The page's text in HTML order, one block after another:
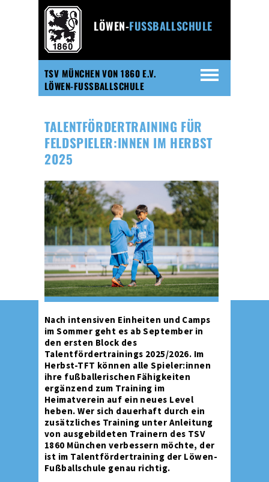
TSV MÜNCHEN VON 1860 E.V.
LÖWEN-FUSSBALLSCHULE
LÖWEN-FUSSBALLSCHULE
TALENTFÖRDERTRAINING FÜR
FELDSPIELER:INNEN IM HERBST
2025
Nach intensiven Einheiten und Camps
im Sommer geht es ab September in
den ersten Block des
Talentfördertrainings 2025/2026. Im
Herbst-TFT können alle Spieler:innen
ihre fußballerischen Fähigkeiten
ergänzend zum Training im
Heimatverein auf ein neues Level
heben. Wer sich dauerhaft durch ein
zusätzliches Training unter Anleitung
von ausgebildeten Trainern des TSV
1860 München verbessern möchte, der
ist im Talentfördertraining der Löwen-
Fußballschule genau richtig.